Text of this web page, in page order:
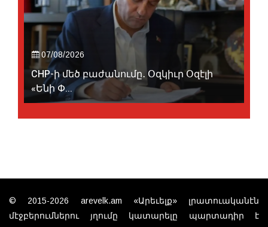
07/08/2026
CHP-ի մեծ բաժանումը․ Օզկիւր Օզէլի
«Ենի Փ...
© 2015-2026 arevelk.am «Արեւելք» լրատուականէն
մէջբերումներու յղումը կատարելը պարտադիր է